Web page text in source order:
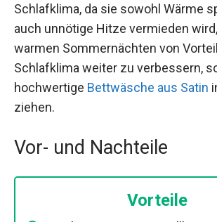
Schlafklima, da sie sowohl Wärme
auch unnötige Hitze vermieden
warmen Sommernächten von
Schlafklima weiter zu verbessern,
hochwertige Bettwäsche aus Satin
ziehen.
Vor- und Nachteile
Vorteile